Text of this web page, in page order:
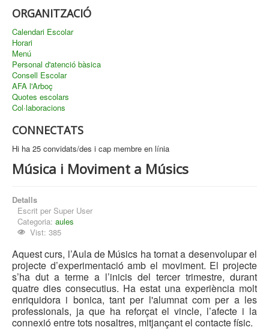
ORGANITZACIÓ
Calendari Escolar
Horari
Menú
Personal d'atenció bàsica
Consell Escolar
AFA l'Arboç
Quotes escolars
Col·laboracions
CONNECTATS
Hi ha 25 convidats/des i cap membre en línia
Música i Moviment a Músics
Detalls
Escrit per Super User
Categoria: aules
Vist: 385
Aquest curs, l’Aula de Músics ha tornat a desenvolupar el
projecte d’experimentació amb el moviment. El projecte
s’ha dut a terme a l’inicis del tercer trimestre, durant
quatre dies consecutius. Ha estat una experiència molt
enriquidora i bonica, tant per l'alumnat com per a les
professionals, ja que ha reforçat el vincle, l’afecte i la
connexió entre tots nosaltres, mitjançant el contacte físic.